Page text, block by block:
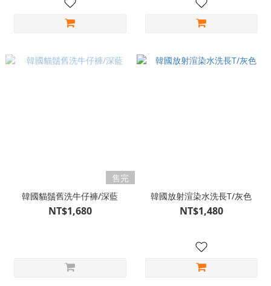
售完
韓國貓鬚舊洗牛仔褲/深藍
NT$1,680
韓國放射渲染水洗長T/灰色
NT$1,480